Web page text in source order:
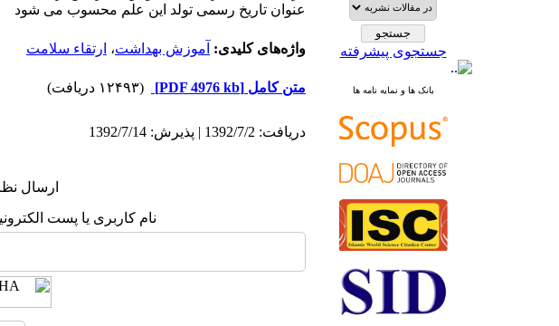
جستجوی پیشرفته
بانک ها و نمایه نامه ها
عنوان تاریخ رسمی تولد این علم محسوب می شود
واژه‌های کلیدی: آموزش بهداشت، ارتقاء سلامت
متن کامل [PDF 4976 kb] (۱۲۴۹۳ دریافت)
دریافت: 1392/7/2 | پذیرش: 1392/7/14
ارسال
نام کاربری یا پست